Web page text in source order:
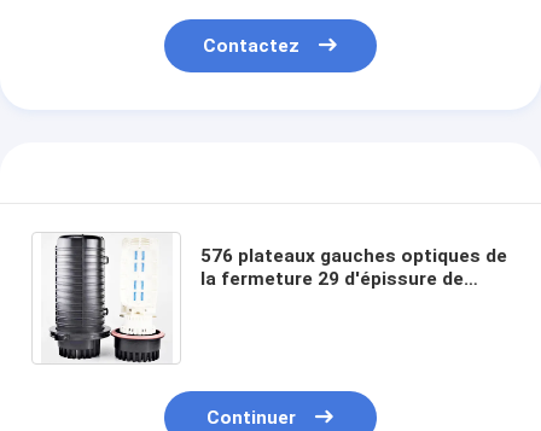
Contactez
576 plateaux gauches optiques de
la fermeture 29 d'épissure de
Continuer